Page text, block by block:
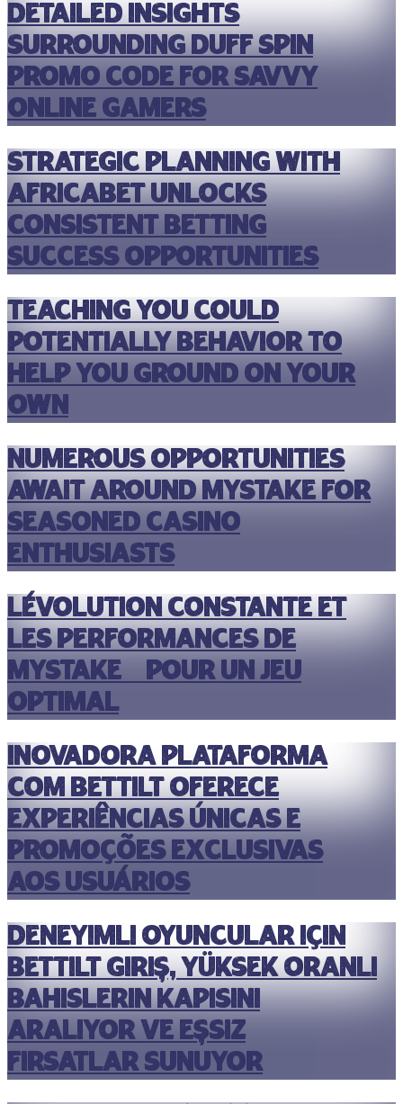
Detailed insights
surrounding duff spin
promo code for savvy
online gamers
Strategic planning with
africabet unlocks
consistent betting
success opportunities
Teaching You could
potentially Behavior To
help you Ground On your
own
Numerous opportunities
await around mystake for
seasoned casino
enthusiasts
Lévolution constante et
les performances de
mystake 3 pour un jeu
optimal
Inovadora plataforma
com bettilt oferece
experiências únicas e
promoções exclusivas
aos usuários
Deneyimli oyuncular için
bettilt giriş, yüksek oranlı
bahislerin kapısını
aralıyor ve eşsiz
fırsatlar sunuyor